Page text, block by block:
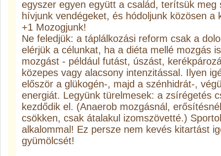
egyszer egyen együtt a család, terítsük meg
hívjunk vendégeket, és hódoljunk közösen a
+1 Mozogjunk!
Ne feledjük: a táplálkozási reform csak a
elérjük a célunkat, ha a diéta mellé mozgás
mozgást - például futást, úszást,
közepes vagy alacsony intenzitással. Ilyen
először a glükogén-, majd a szénhidrát-,
energiát. Legyünk türelmesek: a zsírégetés
kezdődik el. (Anaerob mozgásnál,
csökken, csak átalakul izomszövetté.)
alkalommal! Ez persze nem kevés kitartást
gyümölcsét!